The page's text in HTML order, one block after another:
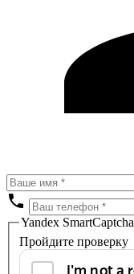
Yandex SmartCaptcha
Пройдите проверку